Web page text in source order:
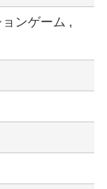
ンゲーム ,